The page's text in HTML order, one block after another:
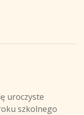
uroczyste
szkolnego